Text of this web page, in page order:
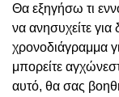
Θα εξηγήσω τι
να ανησυχείτε
χρονοδιάγραμμα
μπορείτε
αυτό, θα σας